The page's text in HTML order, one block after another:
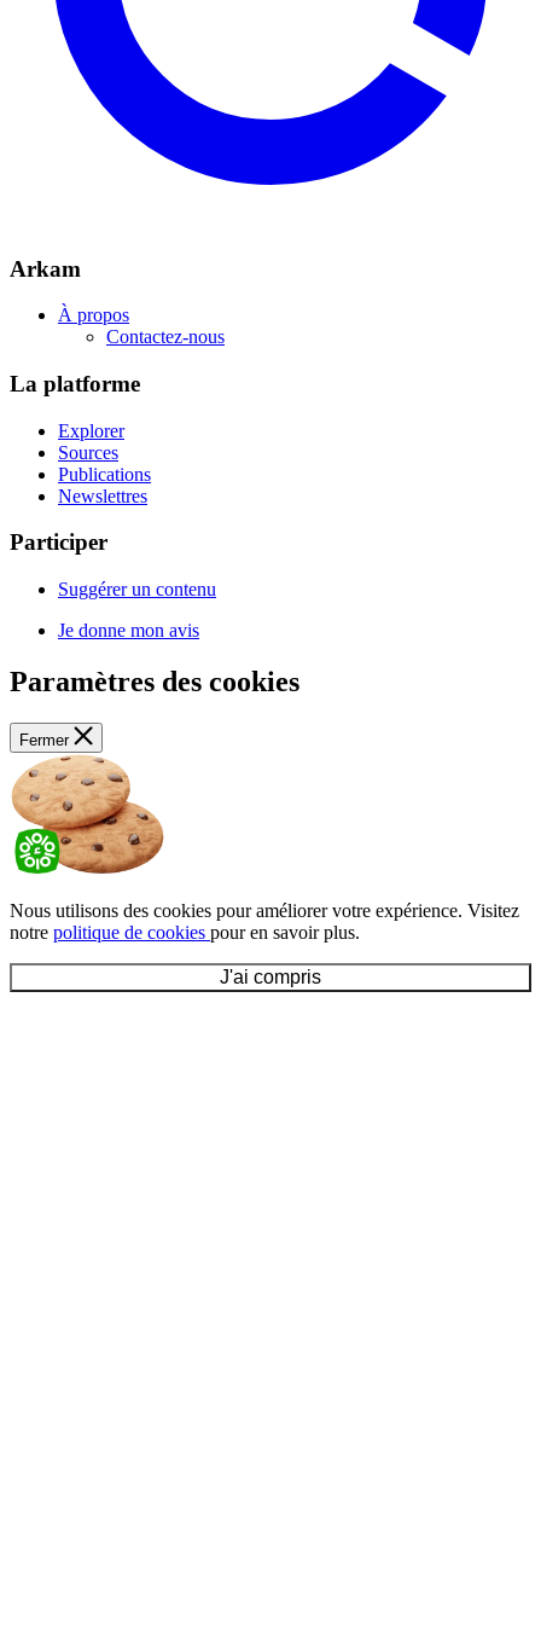
Arkam
À propos
Contactez-nous
La platforme
Explorer
Sources
Publications
Newslettres
Participer
Suggérer un contenu
Je donne mon avis
Paramètres des cookies
Fermer
Nous utilisons des cookies pour améliorer votre expérience. Visitez
notre politique de cookies pour en savoir plus.
J'ai compris